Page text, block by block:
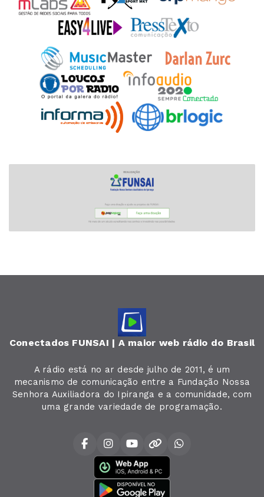
Conectados FUNSAI | A maior web rádio do Brasil
A rádio está no ar desde julho de 2011, é um
mecanismo de comunicação entre a Fundação Nossa
Senhora Auxiliadora do Ipiranga e a comunidade, com
uma grande variedade de programação.